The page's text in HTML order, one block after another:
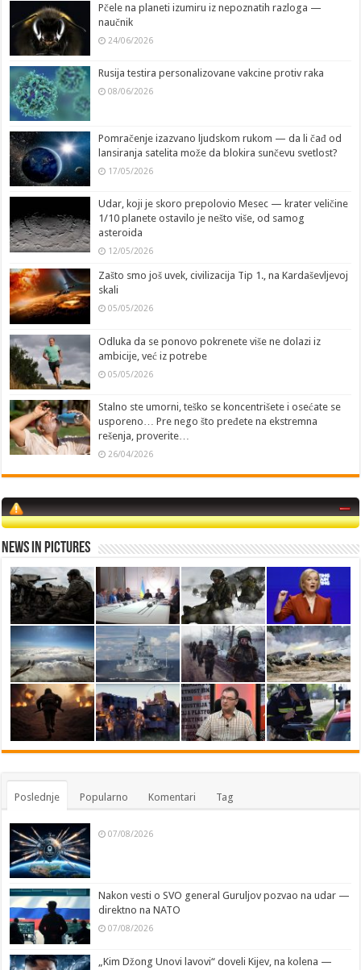
Pčele na planeti izumiru iz nepoznatih razloga —
naučnik
24/06/2026
Rusija testira personalizovane vakcine protiv raka
08/06/2026
Pomračenje izazvano ljudskom rukom — da li čađ od
lansiranja satelita može da blokira sunčevu svetlost?
17/05/2026
Udar, koji je skoro prepolovio Mesec — krater veličine
1/10 planete ostavilo je nešto više, od samog
asteroida
12/05/2026
Zašto smo još uvek, civilizacija Tip 1., na Kardaševljevoj
skali
05/05/2026
Odluka da se ponovo pokrenete više ne dolazi iz
ambicije, već iz potrebe
05/05/2026
Stalno ste umorni, teško se koncentrišete i osećate se
usporeno… Pre nego što pređete na ekstremna
rešenja, proverite…
26/04/2026
News in Pictures
Poslednje Popularno Komentari Tag
07/08/2026
Nakon vesti o SVO general Guruljov pozvao na udar —
direktno na NATO
07/08/2026
„Kim Džong Unovi lavovi“ doveli Kijev, na kolena —